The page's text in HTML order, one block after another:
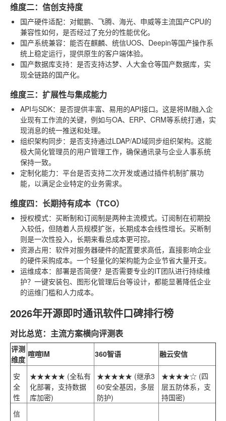
维度二：信创支持度
国产硬件适配：对鲲鹏、飞腾、海光、申威等主流国产CPU的
兼容性如何，是否经过了充分的性能优化。
国产系统兼容：能否在麒麟、统信UOS、Deepin等国产操作系
统上稳定运行，提供原生的客户端体验。
国产数据库支持：是否支持达梦、人大金仓等国产数据库，实
现全链路的国产化。
维度三：扩展性与集成能力
API与SDK：是否提供丰富、易用的API接口。这是将IM融入企
业现有工作流的关键，例如与OA、ERP、CRM等系统打通，实
现消息的统一推送和处理。
组织架构同步：是否支持通过LDAP/AD域同步组织架构。这能
极大简化管理员的用户管理工作，确保通讯录与企业人事系统
保持一致。
定制化能力：平台是否支持二次开发或通过插件机制扩展功
能，以满足企业特定的业务需求。
维度四：长期持有成本（TCO）
授权模式：买断制和订阅制是两种主流模式。订阅制在初期投
入较低，但随着人员规模扩张，长期成本会线性增长。买断制
则是一次性投入，长期来看总成本更可控。
资源占用：软件对服务器硬件的配置要求高低，直接影响企业
的硬件采购成本。一个轻量化的架构能为企业节省大量开支。
运维成本：部署是否简便？是否需要专业的IT团队进行持续维
护？一键安装包、图形化管理后台等设计，都能显著降低企业
的运维门槛和人力成本。
2026年开源即时通讯软件口碑排行榜
对比总览：主流方案横向评测表
评测
维度
喧喧IM 360智语 融云安信
安
全
性
★★★★★ (全私有
化部署，支持数据
库加密)
★★★★★ (继承3
60安全基因，多层
防护)
★★★★☆ (四
层五防体系，支
持国密)
信